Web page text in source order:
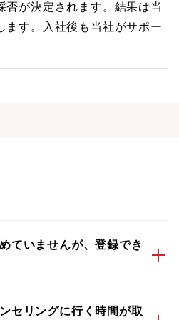
否が決定されます。結果は当
ます。入社後も当社がサポー
ていませんが、登録でき
セリングに行く時間が取